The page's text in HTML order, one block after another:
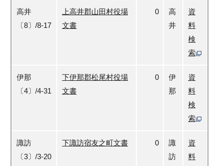
高井
〔8〕/8-17
上高井郡山田村役場
文書
0
高
井
資
料
検
索
伊那
〔4〕/4-31
下伊那郡松尾村役場
文書
0
伊
那
資
料
検
索
諏訪
〔3〕/3-20
下諏訪宿友之町文書 0
諏
訪
資
料